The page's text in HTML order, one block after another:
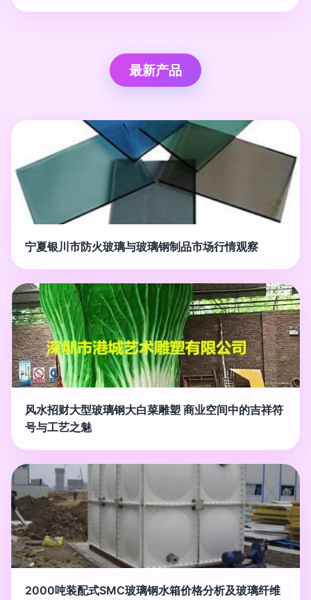
最新产品
宁夏银川市防火玻璃与玻璃钢制品市场行情观察
风水招财大型玻璃钢大白菜雕塑 商业空间中的吉祥符
号与工艺之魅
2000吨装配式SMC玻璃钢水箱价格分析及玻璃纤维